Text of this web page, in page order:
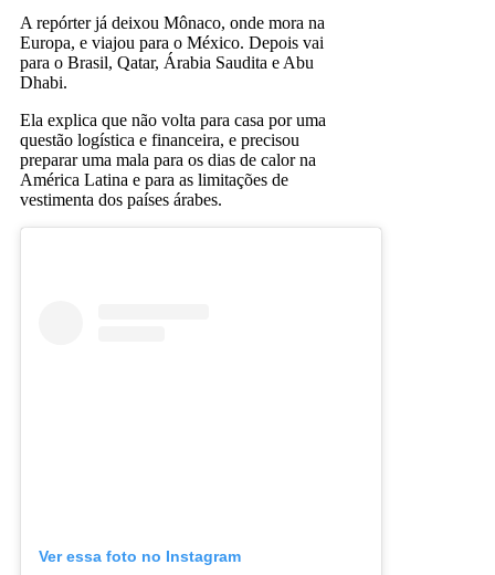
A repórter já deixou Mônaco, onde mora na
Europa, e viajou para o México. Depois vai
para o Brasil, Qatar, Árabia Saudita e Abu
Dhabi.
Ela explica que não volta para casa por uma
questão logística e financeira, e precisou
preparar uma mala para os dias de calor na
América Latina e para as limitações de
vestimenta dos países árabes.
Ver essa foto no Instagram